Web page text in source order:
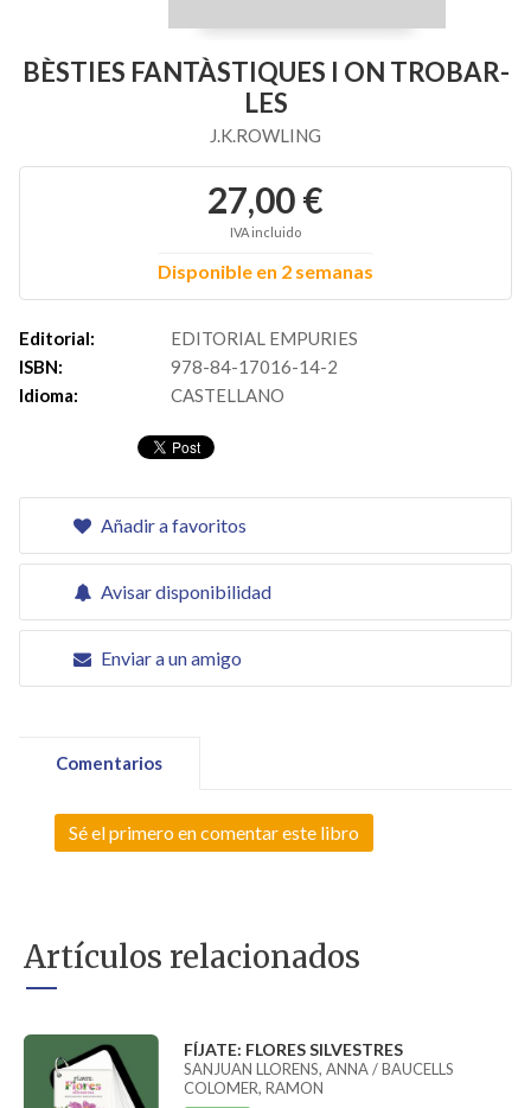
BÈSTIES FANTÀSTIQUES I ON TROBAR-
LES
J.K.ROWLING
27,00 €
IVA incluido
Disponible en 2 semanas
Editorial:
EDITORIAL EMPURIES
ISBN:
978-84-17016-14-2
Idioma:
CASTELLANO
Añadir a favoritos
Avisar disponibilidad
Enviar a un amigo
Comentarios
Sé el primero en comentar este libro
Artículos relacionados
FÍJATE: FLORES SILVESTRES
SANJUAN LLORENS, ANNA / BAUCELLS
COLOMER, RAMON